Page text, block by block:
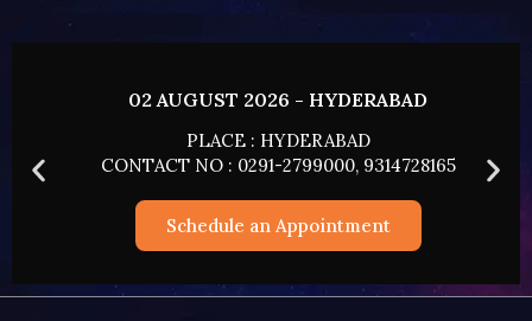
02 AUGUST 2026 - HYDERABAD
PLACE : HYDERABAD
CONTACT NO : 0291-2799000, 9314728165
Schedule an Appointment